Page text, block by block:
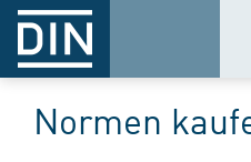
Normen